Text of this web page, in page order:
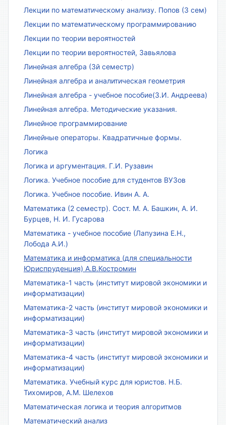
Лекции по математическому анализу. Попов (3 сем)
Лекции по математическому программированию
Лекции по теории вероятностей
Лекции по теории вероятностей, Завьялова
Линейная алгебра (3й семестр)
Линейная алгебра и аналитическая геометрия
Линейная алгебра - учебное пособие(З.И. Андреева)
Линейная алгебра. Методические указания.
Линейное программирование
Линейные операторы. Квадратичные формы.
Логика
Логика и аргументация. Г.И. Рузавин
Логика. Учебное пособие для студентов ВУЗов
Логика. Учебное пособие. Ивин А. А.
Математика (2 семестр). Сост. М. А. Башкин, А. И.
Бурцев, Н. И. Гусарова
Математика - учебное пособие (Лапузина Е.Н.,
Лобода А.И.)
Математика и информатика (для специальности
Юриспруденция) А.В.Костромин
Математика-1 часть (институт мировой экономики и
информатизации)
Математика-2 часть (институт мировой экономики и
информатизации)
Математика-3 часть (институт мировой экономики и
информатизации)
Математика-4 часть (институт мировой экономики и
информатизации)
Математика. Учебный курс для юристов. Н.Б.
Тихомиров, А.М. Шелехов
Математическая логика и теория алгоритмов
Математический анализ